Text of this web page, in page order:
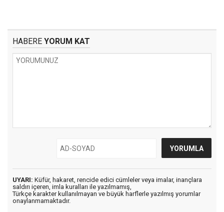
HABERE YORUM KAT
UYARI: Küfür, hakaret, rencide edici cümleler veya imalar, inançlara
saldırı içeren, imla kuralları ile yazılmamış,
Türkçe karakter kullanılmayan ve büyük harflerle yazılmış yorumlar
onaylanmamaktadır.